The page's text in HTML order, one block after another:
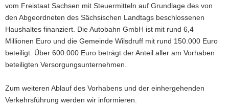
vom Freistaat Sachsen mit Steuermitteln auf Grundlage des von
den Abgeordneten des Sächsischen Landtags beschlossenen
Haushaltes finanziert. Die Autobahn GmbH ist mit rund 6,4
Millionen Euro und die Gemeinde Wilsdruff mit rund 150.000 Euro
beteiligt. Über 600.000 Euro beträgt der Anteil aller am Vorhaben
beteiligten Versorgungsunternehmen.
Zum weiteren Ablauf des Vorhabens und der einhergehenden
Verkehrsführung werden wir informieren.